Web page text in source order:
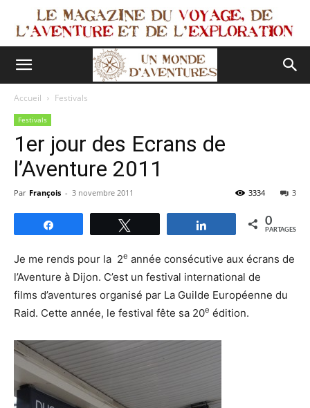
Accueil Festivals
Festivals
1er jour des Ecrans de
l’Aventure 2011
Par François - 3 novembre 2011 3
3334
Partagez 0
PARTAGES
Je me rends pour la 2e année consécutive aux écrans de
l’Aventure à Dijon. C’est un festival international de
films d’aventures organisé par La Guilde Européenne du
Raid. Cette année, le festival fête sa 20e édition.